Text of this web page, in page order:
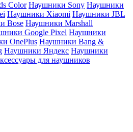
Color Наушники Sony Наушники
Наушники Xiaomi Наушники JBL
Bose Наушники Marshall
Google Pixel Наушники
OnePlus Наушники Bang &
Наушники Яндекс Наушники
для наушников